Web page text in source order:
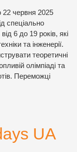
22 червня 2025
спеціально
6 до 19 років, які
та інженерії.
теоретичні
олімпіаді та
Переможці
UA